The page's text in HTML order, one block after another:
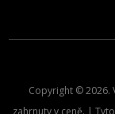
Copyright © 2026.